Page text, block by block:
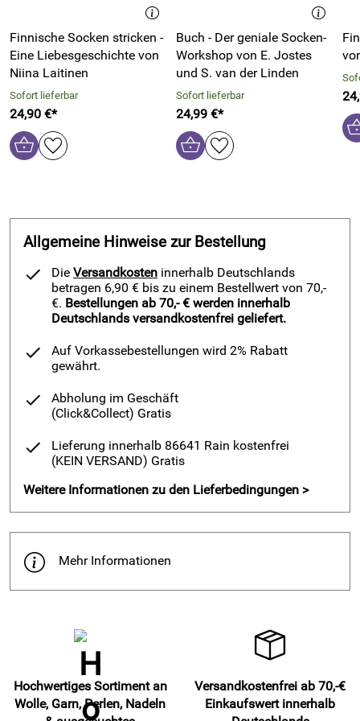
Finnische Socken stricken -
Eine Liebesgeschichte von
Niina Laitinen
Sofort lieferbar
24,90 €*
Buch - Der geniale Socken-
Workshop von E. Jostes
und S. van der Linden
Sofort lieferbar
24,99 €*
Allgemeine Hinweise zur Bestellung
Die Versandkosten innerhalb Deutschlands
betragen 6,90 € bis zu einem Bestellwert von 70,-
€. Bestellungen ab 70,- € werden innerhalb
Deutschlands versandkostenfrei geliefert.
Auf Vorkassebestellungen wird 2% Rabatt
gewährt.
Abholung im Geschäft
(Click&Collect) Gratis
Lieferung innerhalb 86641 Rain kostenfrei
(KEIN VERSAND) Gratis
Weitere Informationen zu den Lieferbedingungen >
Mehr Informationen
Hochwertiges Sortiment an
Wolle, Garn, Perlen, Nadeln
Versandkostenfrei ab 70,-€
Einkaufswert innerhalb